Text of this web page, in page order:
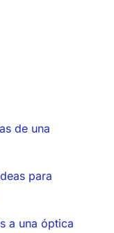
de una
para
a una óptica